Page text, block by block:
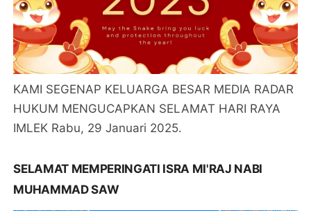
KAMI SEGENAP KELUARGA BESAR MEDIA RADAR
HUKUM MENGUCAPKAN SELAMAT HARI RAYA
IMLEK Rabu, 29 Januari 2025.
SELAMAT MEMPERINGATI ISRA MI'RAJ NABI
MUHAMMAD SAW